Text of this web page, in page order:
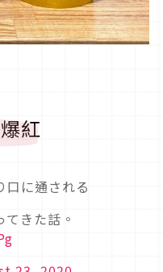
紅
口に通される
きた話。